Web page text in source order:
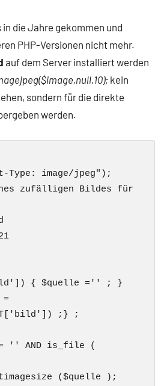
die Jahre gekommen und
PHP-Versionen nicht mehr.
auf dem Server installiert werden
kein
sondern für die direkte
werden.
Type: image/jpeg");
zufälligen Bildes für
{ $quelle ='' ; }
=
;} ;
'' AND is_file (
($quelle );